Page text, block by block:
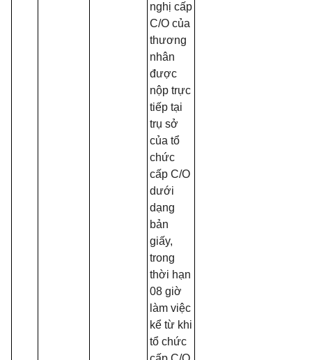
nghị cấp
C/O của
thương
nhân
được
nộp trực
tiếp tại
trụ sở
của tổ
chức
cấp C/O
dưới
dạng
bản
giấy,
trong
thời hạn
08 giờ
làm việc
kể từ khi
tổ chức